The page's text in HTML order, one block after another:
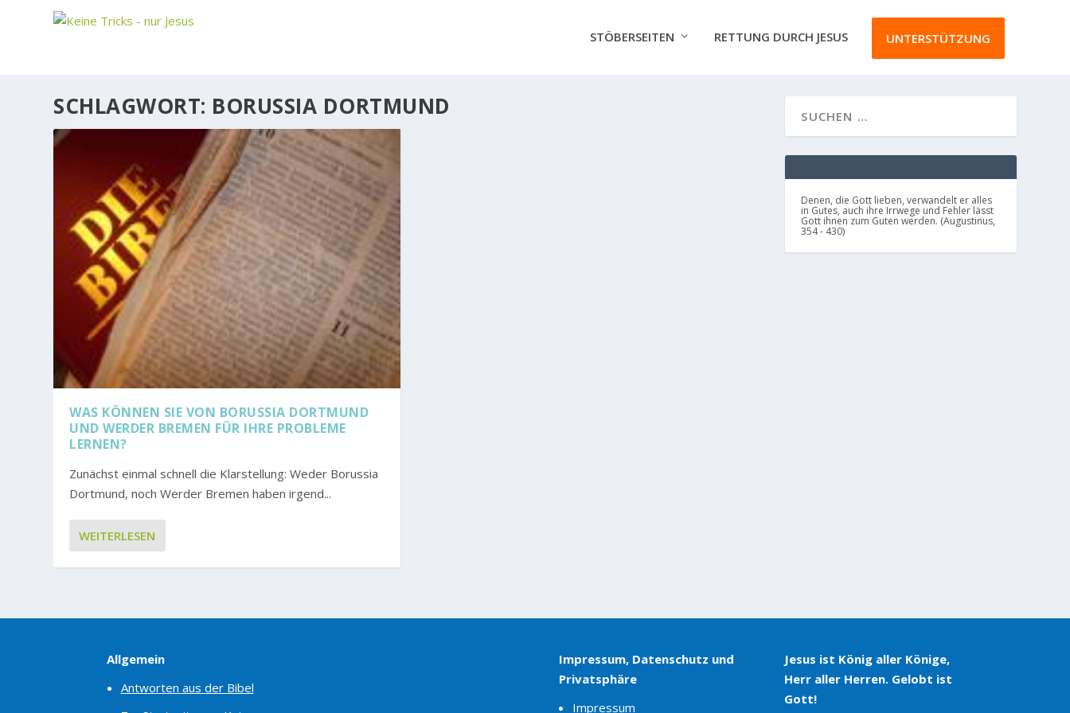
STÖBERSEITEN RETTUNG DURCH JESUS UNTERSTÜTZUNG
SCHLAGWORT: BORUSSIA DORTMUND
WAS KÖNNEN SIE VON BORUSSIA DORTMUND
UND WERDER BREMEN FÜR IHRE PROBLEME
LERNEN?
Zunächst einmal schnell die Klarstellung: Weder Borussia
Dortmund, noch Werder Bremen haben irgend...
WEITERLESEN
Denen, die Gott lieben, verwandelt er alles
in Gutes, auch ihre Irrwege und Fehler lässt
Gott ihnen zum Guten werden. (Augustinus,
354 - 430)
Allgemein
Antworten aus der Bibel
Impressum, Datenschutz und
Privatsphäre
Impressum
Jesus ist König aller Könige,
Herr aller Herren. Gelobt ist
Gott!